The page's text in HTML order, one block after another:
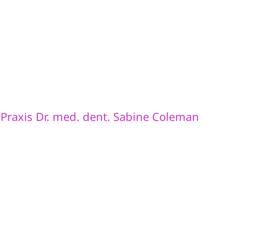
Praxis Dr. med. dent. Sabine Coleman